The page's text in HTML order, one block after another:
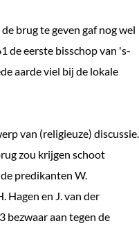
brug te geven gaf nog wel
de eerste bisschop van 's-
aarde viel bij de lokale
van (religieuze) discussie.
zou krijgen schoot
predikanten W.
Hagen en J. van der
bezwaar aan tegen de